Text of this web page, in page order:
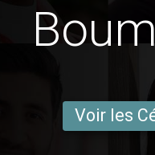
Voir les